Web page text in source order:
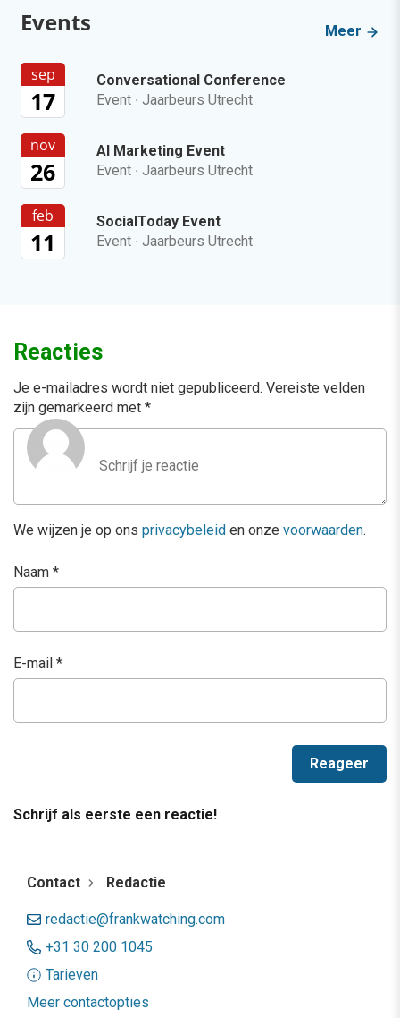
Events Meer
sep
17
Conversational Conference
Event · Jaarbeurs Utrecht
nov
26
AI Marketing Event
Event · Jaarbeurs Utrecht
feb
11
SocialToday Event
Event · Jaarbeurs Utrecht
Reacties
Je e-mailadres wordt niet gepubliceerd. Vereiste velden
zijn gemarkeerd met *
We wijzen je op ons privacybeleid en onze voorwaarden.
Naam *
E-mail *
Schrijf als eerste een reactie!
Contact Redactie
redactie@frankwatching.com
+31 30 200 1045
Tarieven
Meer contactopties